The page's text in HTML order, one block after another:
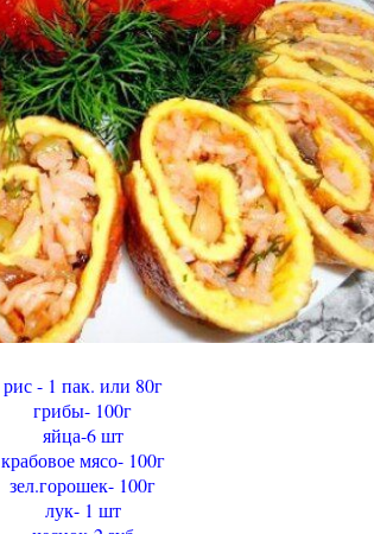
рис - 1 пак. или 80г
грибы- 100г
яйца-6 шт
крабовое мясо- 100г
зел.горошек- 100г
лук- 1 шт